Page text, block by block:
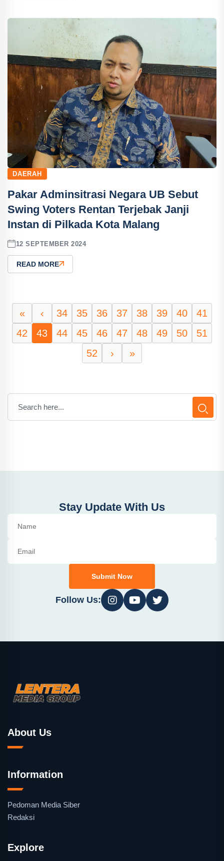
DAERAH
Pakar Adminsitrasi Negara UB Sebut
Swing Voters Rentan Terjebak Janji
Instan di Pilkada Kota Malang
12 SEPTEMBER 2024
READ MORE
« ‹ 34 35 36 37 38 39 40
41
42
43 44 45 46 47 48 49 50
51
52
› »
Stay Update With Us
Submit Now
Follow Us:
About Us
Information
Pedoman Media Siber
Redaksi
Explore